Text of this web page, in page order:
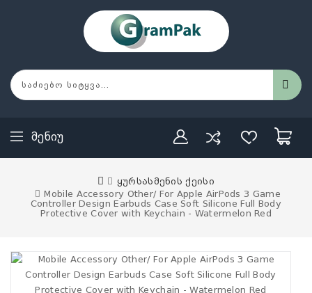
Მენიუ
ყურსასმენის ქეისი
Mobile Accessory Other/ For Apple AirPods 3 Game
Controller Design Earbuds Case Soft Silicone Full Body
Protective Cover with Keychain - Watermelon Red